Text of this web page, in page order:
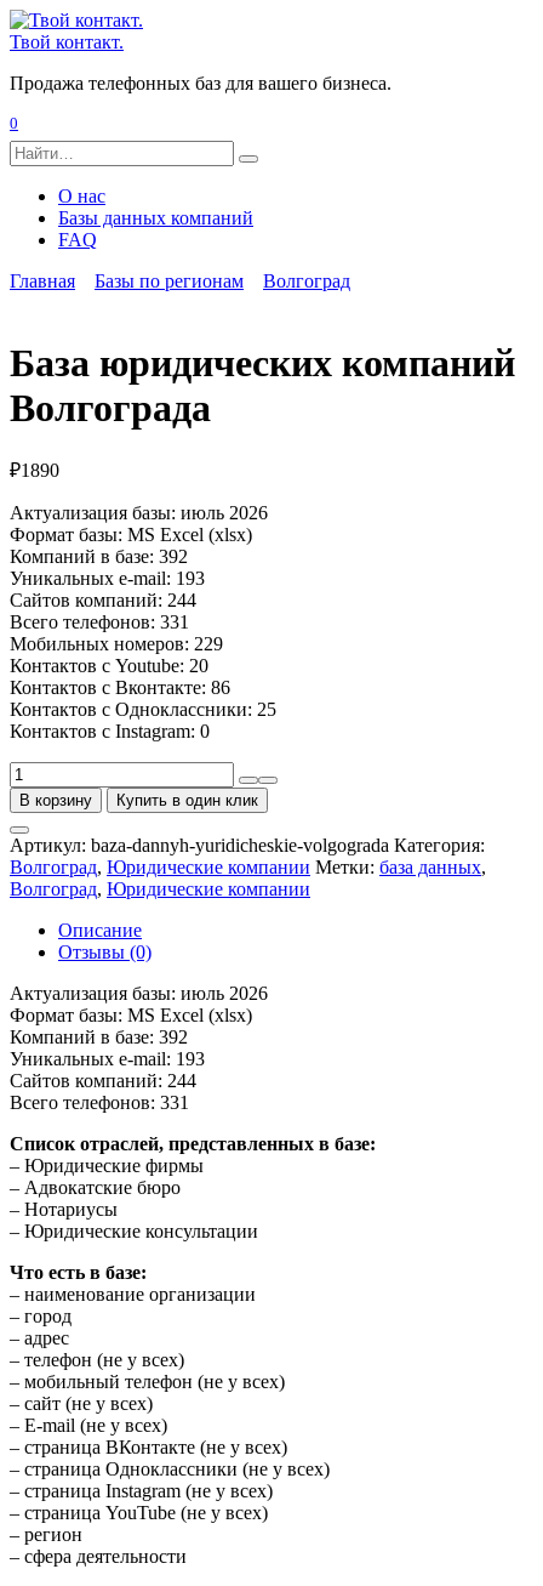
Перейти
к
Твой контакт.
Продажа телефонных баз для вашего бизнеса.
0
Search
for:
О нас
Базы данных компаний
FAQ
Главная
Базы по регионам Волгоград
База юридических компаний
Волгограда
₽1890
Актуализация базы: июль 2026
Формат базы: MS Excel (xlsx)
Компаний в базе: 392
Уникальных e-mail: 193
Сайтов компаний: 244
Всего телефонов: 331
Мобильных номеров: 229
Контактов с Youtube: 20
Контактов с Вконтакте: 86
Контактов с Одноклассники: 25
Контактов с Instagram: 0
Количество
товара
База
юридических
компаний
Волгограда
В корзину Купить в один клик
Артикул: baza-dannyh-yuridicheskie-volgograda Категория:
Волгоград, Юридические компании Метки: база данных,
Волгоград, Юридические компании
Описание
Отзывы (0)
Актуализация базы: июль 2026
Формат базы: MS Excel (xlsx)
Компаний в базе: 392
Уникальных e-mail: 193
Сайтов компаний: 244
Всего телефонов: 331
Список отраслей, представленных в базе:
– Юридические фирмы
– Адвокатские бюро
– Нотариусы
– Юридические консультации
Что есть в базе:
– наименование организации
– город
– адрес
– телефон (не у всех)
– мобильный телефон (не у всех)
– сайт (не у всех)
– E-mail (не у всех)
– страница ВКонтакте (не у всех)
– страница Одноклассники (не у всех)
– страница Instagram (не у всех)
– страница YouTube (не у всех)
– регион
– сфера деятельности